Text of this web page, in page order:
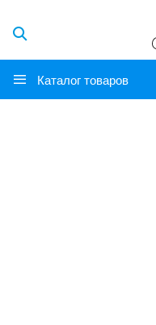
Каталог товаров